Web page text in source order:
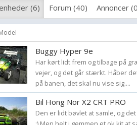
(6) Forum (40) Annoncer
Buggy Hyper 9e
Har kørt lidt frem og tilbage på
vejer, og det går stærkt. Håber
på banen, det skal nu vise sig....
Bil Hong Nor X2 CRT PRO
Den er lidt bøvlet at samle, og